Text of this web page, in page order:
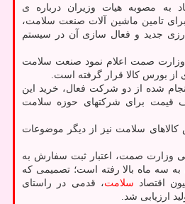
به مصوبه هیات وزیران درباره ی
دلار برای تامین ماشین آلات صنعت سلامت،
جدید و فعال سازی آن در سیستم
صمت اعلام نمود صنعت سلامت
از بورس کالا قرار گرفته است.
شده از دو شرکت فعال، خرید این
قیمت برای شرکتهای حوزه سلامت
کالاهای سلامت نیز از دیگر موضوعات
وزارت صمت، اعتبار ثبت سفارش به
سه ماه بالا رفته است؛ تصمیمی که
اقتصاد سلامت، قدمی در راستای
ارزیابی شد.